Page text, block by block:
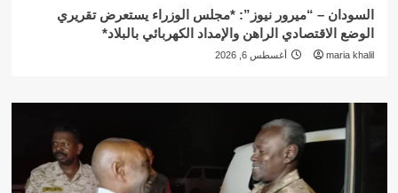
السودان – “ميرور نيوز”: *مجلس الوزراء يستعرض تقريري
الوضع الاقتصادي الراهن والإمداد الكهربائي بالبلاد*
maria khalil أغسطس 6, 2026